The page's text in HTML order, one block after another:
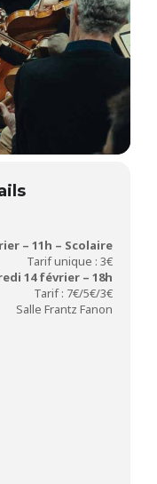
– 11h – Scolaire
Tarif unique : 3€
14 février – 18h
Tarif : 7€/5€/3€
Salle Frantz Fanon